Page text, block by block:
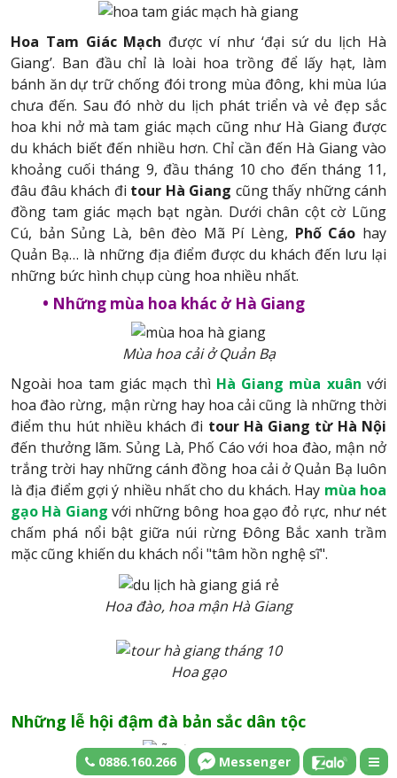
Hoa Tam Giác Mạch được ví như ‘đại sứ du lịch Hà
Giang’. Ban đầu chỉ là loài hoa trồng để lấy hạt, làm
bánh ăn dự trữ chống đói trong mùa đông, khi mùa lúa
chưa đến. Sau đó nhờ du lịch phát triển và vẻ đẹp sắc
hoa khi nở mà tam giác mạch cũng như Hà Giang được
du khách biết đến nhiều hơn. Chỉ cần đến Hà Giang vào
khoảng cuối tháng 9, đầu tháng 10 cho đến tháng 11,
đâu đâu khách đi tour Hà Giang cũng thấy những cánh
đồng tam giác mạch bạt ngàn. Dưới chân cột cờ Lũng
Cú, bản Sủng Là, bên đèo Mã Pí Lèng, Phố Cáo hay
Quản Bạ… là những địa điểm được du khách đến lưu lại
những bức hình chụp cùng hoa nhiều nhất.
• Những mùa hoa khác ở Hà Giang
Mùa hoa cải ở Quản Bạ
Ngoài hoa tam giác mạch thì Hà Giang mùa xuân với
hoa đào rừng, mận rừng hay hoa cải cũng là những thời
điểm thu hút nhiều khách đi tour Hà Giang từ Hà Nội
đến thưởng lãm. Sủng Là, Phố Cáo với hoa đào, mận nở
trắng trời hay những cánh đồng hoa cải ở Quản Bạ luôn
là địa điểm gợi ý nhiều nhất cho du khách. Hay mùa hoa
gạo Hà Giang với những bông hoa gạo đỏ rực, như nét
chấm phá nổi bật giữa núi rừng Đông Bắc xanh trầm
mặc cũng khiến du khách nổi "tâm hồn nghệ sĩ".
Hoa đào, hoa mận Hà Giang
Hoa gạo
Những lễ hội đậm đà bản sắc dân tộc
Chợ tình Khau Vai
0886.160.266 Messenger